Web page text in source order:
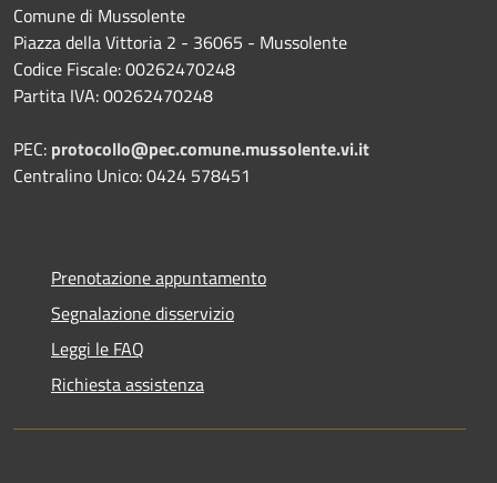
Comune di Mussolente
Piazza della Vittoria 2 - 36065 - Mussolente
Codice Fiscale: 00262470248
Partita IVA: 00262470248
PEC: protocollo@pec.comune.mussolente.vi.it
Centralino Unico: 0424 578451
Prenotazione appuntamento
Segnalazione disservizio
Leggi le FAQ
Richiesta assistenza